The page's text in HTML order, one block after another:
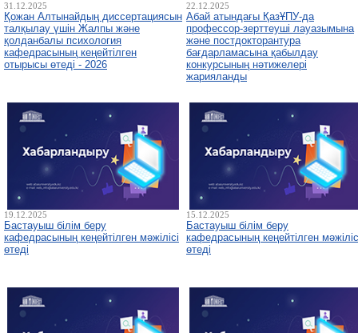
31.12.2025
Қожан Алтынайдың диссертациясын
талқылау үшін Жалпы және
қолданбалы психология
кафедрасының кеңейтілген
отырысы өтеді - 2026
22.12.2025
Абай атындағы ҚазҰПУ-да
профессор-зерттеуші лауазымына
және постдокторантура
бағдарламасына қабылдау
конкурсының нәтижелері
жарияланды
19.12.2025
Бастауыш білім беру
кафедрасының кеңейтілген мәжілісі
өтеді
15.12.2025
Бастауыш білім беру
кафедрасының кеңейтілген
өтеді